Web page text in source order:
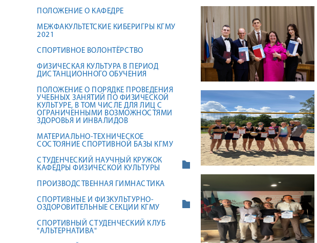
ПОЛОЖЕНИЕ О КАФЕДРЕ
МЕЖФАКУЛЬТЕТСКИЕ КИБЕРИГРЫ КГМУ
2021
СПОРТИВНОЕ ВОЛОНТЁРСТВО
ФИЗИЧЕСКАЯ КУЛЬТУРА В ПЕРИОД
ДИСТАНЦИОННОГО ОБУЧЕНИЯ
ПОЛОЖЕНИЕ О ПОРЯДКЕ ПРОВЕДЕНИЯ
УЧЕБНЫХ ЗАНЯТИЙ ПО ФИЗИЧЕСКОЙ
КУЛЬТУРЕ, В ТОМ ЧИСЛЕ ДЛЯ ЛИЦ С
ОГРАНИЧЕННЫМИ ВОЗМОЖНОСТЯМИ
ЗДОРОВЬЯ И ИНВАЛИДОВ
МАТЕРИАЛЬНО-ТЕХНИЧЕСКОЕ
СОСТОЯНИЕ СПОРТИВНОЙ БАЗЫ КГМУ
СТУДЕНЧЕСКИЙ НАУЧНЫЙ КРУЖОК
КАФЕДРЫ ФИЗИЧЕСКОЙ КУЛЬТУРЫ
ПРОИЗВОДСТВЕННАЯ ГИМНАСТИКА
СПОРТИВНЫЕ И ФИЗКУЛЬТУРНО-
ОЗДОРОВИТЕЛЬНЫЕ СЕКЦИИ КГМУ
СПОРТИВНЫЙ СТУДЕНЧЕСКИЙ КЛУБ
"АЛЬТЕРНАТИВА"